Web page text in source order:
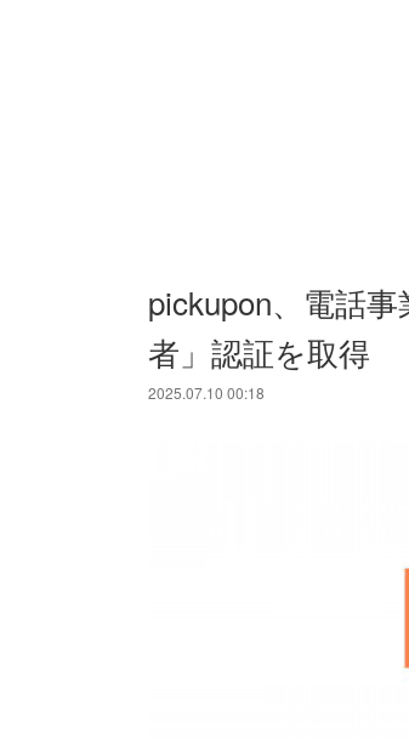
pickupon、電話
者」認証を取得
2025.07.10 00:18